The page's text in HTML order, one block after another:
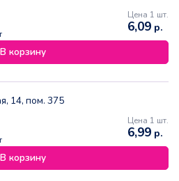
Цена 1 шт.
6,09 р.
В корзину
14, пом. 375
Цена 1 шт.
6,99 р.
В корзину